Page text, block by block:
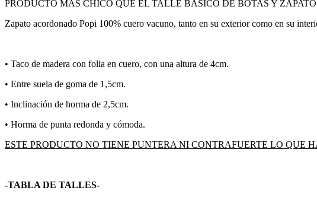
PRODUCTO MÁS CHICO QUE EL TALLE BASICO DE BOTAS Y
Zapato acordonado Popi 100% cuero vacuno, tanto en su exterior como en su
•⁠ Taco de madera con folia en cuero, con una altura de 4cm.
•⁠ ⁠Entre suela de goma de 1,5cm.
•⁠ Inclinación de horma de 2,5cm.
•⁠ Horma de punta redonda y cómoda.
ESTE PRODUCTO NO TIENE PUNTERA NI CONTRAFUERTE LO QUE
-TABLA DE TALLES-